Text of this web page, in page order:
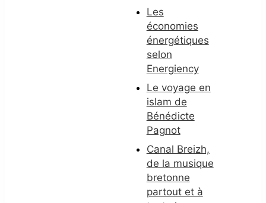
Les
économies
énergétiques
selon
Energiency
Le voyage en
islam de
Bénédicte
Pagnot
Canal Breizh,
de la musique
bretonne
partout et à